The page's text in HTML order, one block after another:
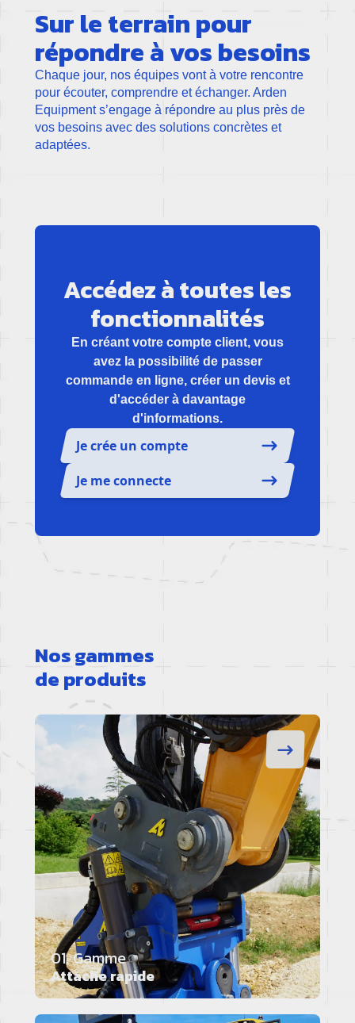
Sur le terrain pour
répondre à vos besoins
Chaque jour, nos équipes vont à votre rencontre
pour écouter, comprendre et échanger. Arden
Equipment s’engage à répondre au plus près de
vos besoins avec des solutions concrètes et
adaptées.
Accédez à toutes les
fonctionnalités
En créant votre compte client, vous
avez la possibilité de passer
commande en ligne, créer un devis et
d'accéder à davantage
d'informations.
Je crée un compte
Je me connecte
Nos gammes
de produits
01. Gamme
Attache rapide